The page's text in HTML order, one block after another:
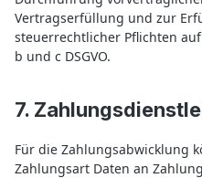
Vertragserfüllung und zur
steuerrechtlicher Pflichten
b und c DSGVO.
7.
Für die Zahlungsabwicklung
Zahlungsart Daten an